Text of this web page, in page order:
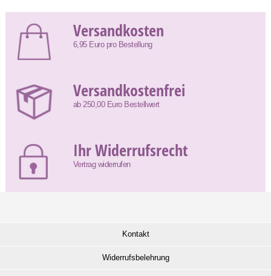
Versandkosten
6,95 Euro pro Bestellung
Versandkostenfrei
ab 250,00 Euro Bestellwert
Ihr Widerrufsrecht
Vertrag widerrufen
Kontakt
Widerrufsbelehrung